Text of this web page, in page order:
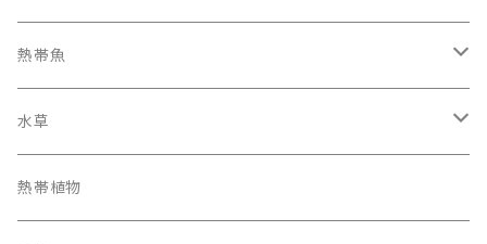
熱帯魚
スネークヘッド その他
コリドラス プレコなど
水草
エキノドルス クリプトコリネ など
熱帯植物